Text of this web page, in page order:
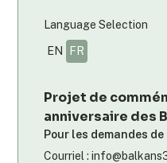
Projet de
anniversaire des
Pour les demandes
Courriel :
Language Selection
EN FR